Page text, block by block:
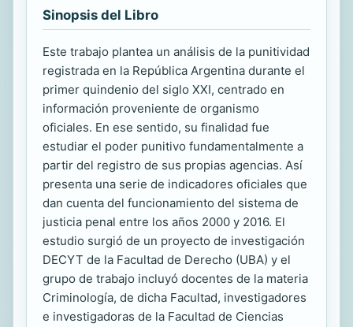
Sinopsis del Libro
Este trabajo plantea un análisis de la punitividad
registrada en la República Argentina durante el
primer quindenio del siglo XXI, centrado en
información proveniente de organismo
oficiales. En ese sentido, su finalidad fue
estudiar el poder punitivo fundamentalmente a
partir del registro de sus propias agencias. Así
presenta una serie de indicadores oficiales que
dan cuenta del funcionamiento del sistema de
justicia penal entre los años 2000 y 2016. El
estudio surgió de un proyecto de investigación
DECYT de la Facultad de Derecho (UBA) y el
grupo de trabajo incluyó docentes de la materia
Criminología, de dicha Facultad, investigadores
e investigadoras de la Facultad de Ciencias